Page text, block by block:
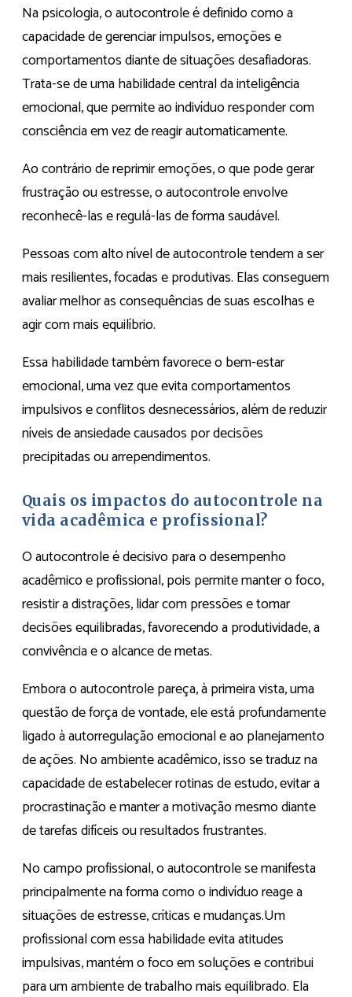
Na psicologia, o autocontrole é definido como a
capacidade de gerenciar impulsos, emoções e
comportamentos diante de situações desafiadoras.
Trata-se de uma habilidade central da inteligência
emocional, que permite ao indivíduo responder com
consciência em vez de reagir automaticamente.
Ao contrário de reprimir emoções, o que pode gerar
frustração ou estresse, o autocontrole envolve
reconhecê-las e regulá-las de forma saudável.
Pessoas com alto nível de autocontrole tendem a ser
mais resilientes, focadas e produtivas. Elas conseguem
avaliar melhor as consequências de suas escolhas e
agir com mais equilíbrio.
Essa habilidade também favorece o bem-estar
emocional, uma vez que evita comportamentos
impulsivos e conflitos desnecessários, além de reduzir
níveis de ansiedade causados por decisões
precipitadas ou arrependimentos.
Quais os impactos do autocontrole na
vida acadêmica e profissional?
O autocontrole é decisivo para o desempenho
acadêmico e profissional, pois permite manter o foco,
resistir a distrações, lidar com pressões e tomar
decisões equilibradas, favorecendo a produtividade, a
convivência e o alcance de metas.
Embora o autocontrole pareça, à primeira vista, uma
questão de força de vontade, ele está profundamente
ligado à autorregulação emocional e ao planejamento
de ações. No ambiente acadêmico, isso se traduz na
capacidade de estabelecer rotinas de estudo, evitar a
procrastinação e manter a motivação mesmo diante
de tarefas difíceis ou resultados frustrantes.
No campo profissional, o autocontrole se manifesta
principalmente na forma como o indivíduo reage a
situações de estresse, críticas e mudanças.Um
profissional com essa habilidade evita atitudes
impulsivas, mantém o foco em soluções e contribui
para um ambiente de trabalho mais equilibrado. Ela